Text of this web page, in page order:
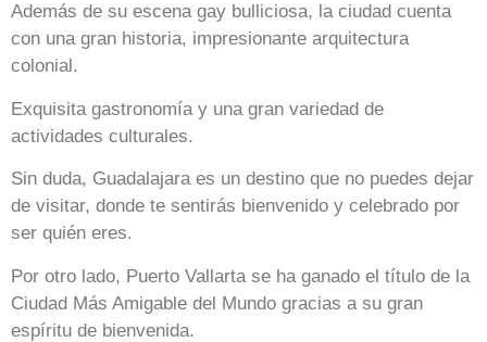
Además de su escena gay bulliciosa, la ciudad cuenta
con una gran historia, impresionante arquitectura
colonial.
Exquisita gastronomía y una gran variedad de
actividades culturales.
Sin duda, Guadalajara es un destino que no puedes dejar
de visitar, donde te sentirás bienvenido y celebrado por
ser quién eres.
Por otro lado, Puerto Vallarta se ha ganado el título de la
Ciudad Más Amigable del Mundo gracias a su gran
espíritu de bienvenida.